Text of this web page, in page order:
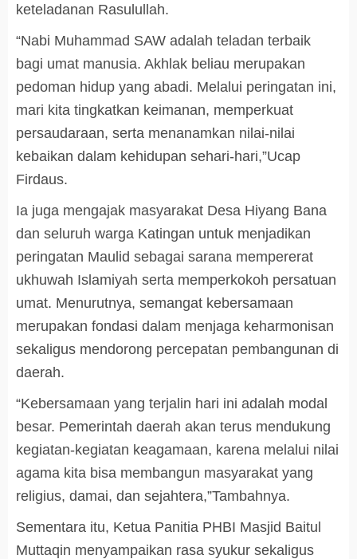
keteladanan Rasulullah.
“Nabi Muhammad SAW adalah teladan terbaik
bagi umat manusia. Akhlak beliau merupakan
pedoman hidup yang abadi. Melalui peringatan ini,
mari kita tingkatkan keimanan, memperkuat
persaudaraan, serta menanamkan nilai-nilai
kebaikan dalam kehidupan sehari-hari,”Ucap
Firdaus.
Ia juga mengajak masyarakat Desa Hiyang Bana
dan seluruh warga Katingan untuk menjadikan
peringatan Maulid sebagai sarana mempererat
ukhuwah Islamiyah serta memperkokoh persatuan
umat. Menurutnya, semangat kebersamaan
merupakan fondasi dalam menjaga keharmonisan
sekaligus mendorong percepatan pembangunan di
daerah.
“Kebersamaan yang terjalin hari ini adalah modal
besar. Pemerintah daerah akan terus mendukung
kegiatan-kegiatan keagamaan, karena melalui nilai
agama kita bisa membangun masyarakat yang
religius, damai, dan sejahtera,”Tambahnya.
Sementara itu, Ketua Panitia PHBI Masjid Baitul
Muttaqin menyampaikan rasa syukur sekaligus